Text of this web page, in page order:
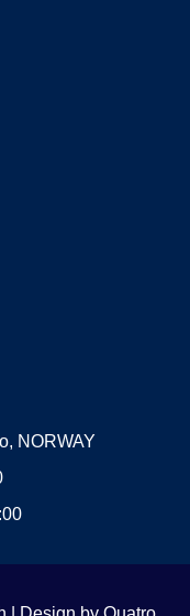
NORWAY